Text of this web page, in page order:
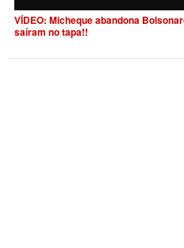
VÍDEO: Micheque abandona
saíram no tapa!!